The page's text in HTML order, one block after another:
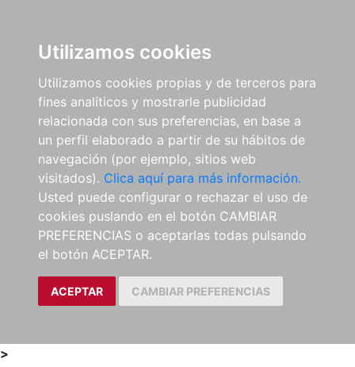
Utilizamos cookies
Utilizamos cookies propias y de terceros para
fines analíticos y mostrarle publicidad
relacionada con sus preferencias, en base a
un perfil elaborado a partir de su hábitos de
navegación (por ejemplo, sitios web
visitados). Clica aquí para más información.
Usted puede configurar o rechazar el uso de
cookies puslando en el botón CAMBIAR
PREFERENCIAS o aceptarlas todas pulsando
el botón ACEPTAR.
ACEPTAR CAMBIAR PREFERENCIAS
>